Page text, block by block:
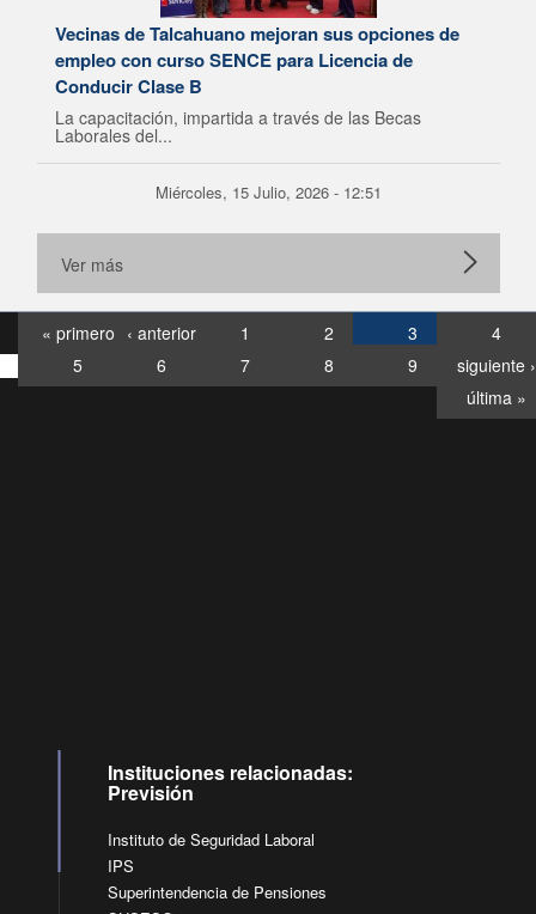
Vecinas de Talcahuano mejoran sus opciones de
empleo con curso SENCE para Licencia de
Conducir Clase B
La capacitación, impartida a través de las Becas
Laborales del...
Miércoles, 15 Julio, 2026 - 12:51
Ver más
« primero ‹ anterior 1 2 3
4
5
6 7 8 9
siguiente ›
última »
Instituciones relacionadas:
Previsión
Instituto de Seguridad Laboral
IPS
Superintendencia de Pensiones